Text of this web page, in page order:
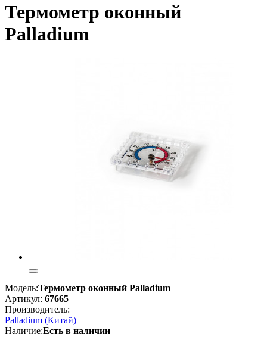
Термометр оконный
Palladium
Модель:Термометр оконный Palladium
Артикул: 67665
Производитель:
Palladium (Китай)
Наличие:Есть в наличии